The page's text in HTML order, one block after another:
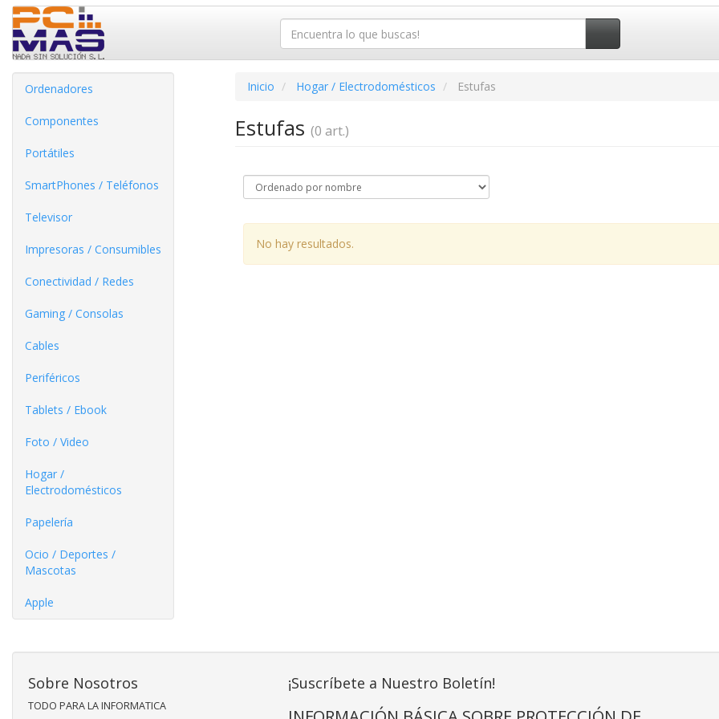
Ordenadores
Componentes
Portátiles
SmartPhones / Teléfonos
Televisor
Impresoras / Consumibles
Conectividad / Redes
Gaming / Consolas
Cables
Periféricos
Tablets / Ebook
Foto / Video
Hogar /
Electrodomésticos
Papelería
Ocio / Deportes /
Mascotas
Apple
Inicio Hogar / Electrodomésticos Estufas
Estufas (0 art.)
No hay resultados.
Sobre Nosotros
TODO PARA LA INFORMATICA
¡Suscríbete a Nuestro Boletín!